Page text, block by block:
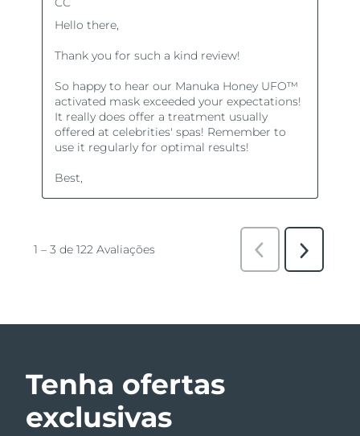
Tenha ofertas
exclusivas